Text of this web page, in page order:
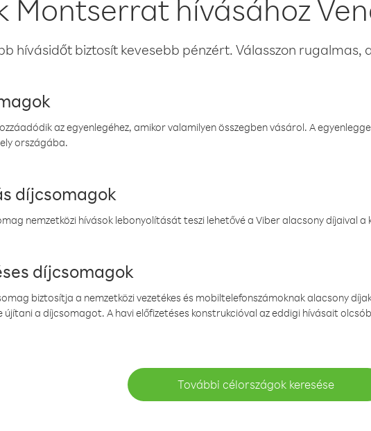
Montserrat hívásához
hívásidőt biztosít kevesebb pénzért. Válasszon rugalmas,
az egyenlegéhez, amikor valamilyen összegben vásárol. A
országába.
díjcsomagok
nemzetközi hívások lebonyolítását teszi lehetővé a Viber alacsony díjaival
díjcsomagok
biztosítja a nemzetközi vezetékes és mobiltelefonszámoknak alacsony
újítani a díjcsomagot. A havi előfizetéses konstrukcióval az eddigi hívásait
További célországok keresése